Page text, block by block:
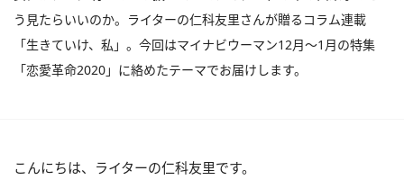
う見たらいいのか。ライターの仁科友里さんが贈るコラム連載
「生きていけ、私」。今回はマイナビウーマン12月～1月の特集
「恋愛革命2020」に絡めたテーマでお届けします。
こんにちは、ライターの仁科友里です。